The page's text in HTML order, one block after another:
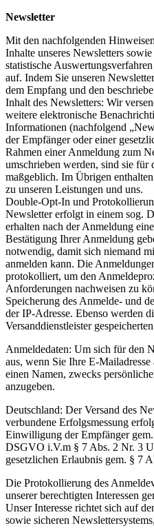
Newsletter
Mit den nachfolgenden
Inhalte unseres Newsletters
statistische
auf. Indem Sie unseren
dem Empfang und den
Inhalt des Newsletters: Wir
weitere elektronische
Informationen (nachfolgend
der Empfänger oder einer
Rahmen einer Anmeldung zum
umschrieben werden, sind sie
maßgeblich. Im Übrigen
zu unseren Leistungen und uns.
Double-Opt-In und
Newsletter erfolgt in einem sog.
erhalten nach der Anmeldung
Bestätigung Ihrer Anmeldung
notwendig, damit sich niemand
anmelden kann. Die
protokolliert, um den
Anforderungen nachweisen zu
Speicherung des Anmelde- und
der IP-Adresse. Ebenso werden
Versanddienstleister
Anmeldedaten: Um sich für den
aus, wenn Sie Ihre E-
einen Namen, zwecks
anzugeben.
Deutschland: Der Versand des
verbundene Erfolgsmessung
Einwilligung der Empfänger
DSGVO i.V.m § 7 Abs. 2 Nr. 3
gesetzlichen Erlaubnis gem. § 7
Die Protokollierung des
unserer berechtigten Interessen
Unser Interesse richtet sich auf
sowie sicheren